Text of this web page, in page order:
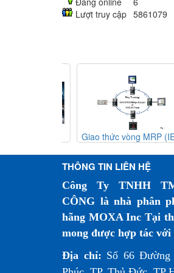
Lượt truy cập 5861079
Giao thức vòng MRP (IEC
phòng mạng công nghiệp
THÔNG TIN LIÊN HỆ
Công Ty TNHH
CÔNG là nhà phân
hãng MOXA Inc Tại
mong được hợp tác
Địa chỉ: Số 66